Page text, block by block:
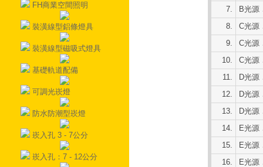
FH商業空間照明
裝潢線型鋁條燈具
裝潢線型磁吸式燈具
基礎軌道配備
可調光崁燈
防水防潮型崁燈
崁入孔 3 - 7公分
崁入孔：7 - 12公分
7.
B光源
8.
C光源
9.
C光源
10.
C光源
11.
D光源
12.
D光源
13.
D光源
14.
E光源
15.
E光源
16.
E光源